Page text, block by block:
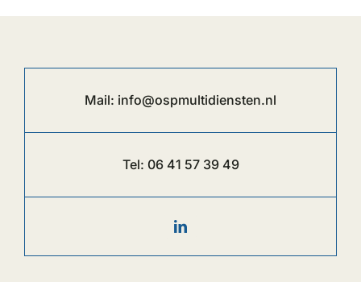
Mail: info@ospmultidiensten.nl
Tel: 06 41 57 39 49